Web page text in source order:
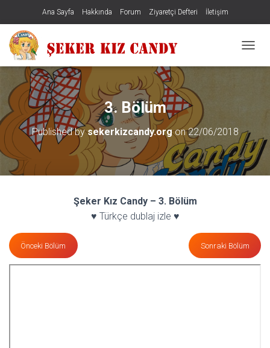
Ana Sayfa Hakkında Forum Ziyaretçi Defteri İletişim
3. Bölüm
Published bysekerkizcandy.orgon22/06/2018
Şeker Kız Candy – 3. Bölüm
♥ Türkçe dublaj izle ♥
Önceki Bölüm Sonraki Bölüm